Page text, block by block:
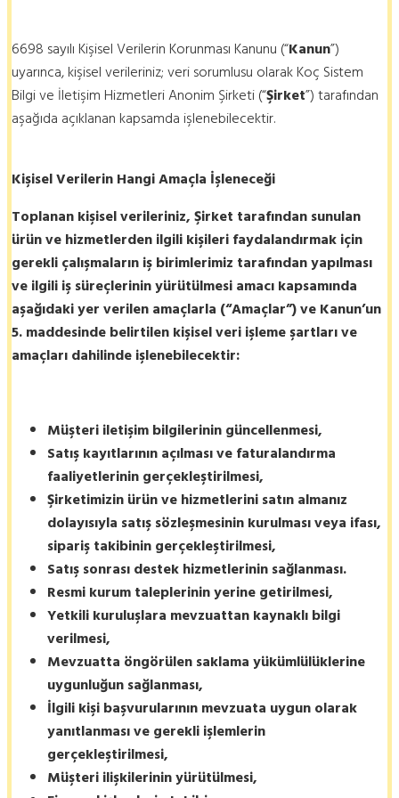
6698 sayılı Kişisel Verilerin Korunması Kanunu (“Kanun”)
uyarınca, kişisel verileriniz; veri sorumlusu olarak Koç Sistem
Bilgi ve İletişim Hizmetleri Anonim Şirketi (“Şirket”) tarafından
aşağıda açıklanan kapsamda işlenebilecektir.
Kişisel Verilerin Hangi Amaçla İşleneceği
Toplanan kişisel verileriniz, Şirket tarafından sunulan
ürün ve hizmetlerden ilgili kişileri faydalandırmak için
gerekli çalışmaların iş birimlerimiz tarafından yapılması
ve ilgili iş süreçlerinin yürütülmesi amacı kapsamında
aşağıdaki yer verilen amaçlarla (“Amaçlar”) ve Kanun’un
5. maddesinde belirtilen kişisel veri işleme şartları ve
amaçları dahilinde işlenebilecektir:
Müşteri iletişim bilgilerinin güncellenmesi,
Satış kayıtlarının açılması ve faturalandırma
faaliyetlerinin gerçekleştirilmesi,
Şirketimizin ürün ve hizmetlerini satın almanız
dolayısıyla satış sözleşmesinin kurulması veya ifası,
sipariş takibinin gerçekleştirilmesi,
Satış sonrası destek hizmetlerinin sağlanması.
Resmi kurum taleplerinin yerine getirilmesi,
Yetkili kuruluşlara mevzuattan kaynaklı bilgi
verilmesi,
Mevzuatta öngörülen saklama yükümlülüklerine
uygunluğun sağlanması,
İlgili kişi başvurularının mevzuata uygun olarak
yanıtlanması ve gerekli işlemlerin
gerçekleştirilmesi,
Müşteri ilişkilerinin yürütülmesi,